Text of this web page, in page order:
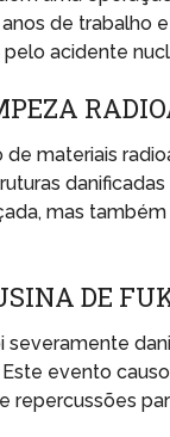
de trabalho
acidente
materiais
mas
DE
severamente
evento
repercussões